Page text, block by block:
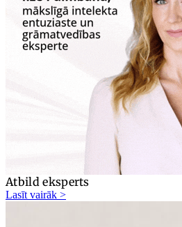
Atbild eksperts
Lasīt vairāk >